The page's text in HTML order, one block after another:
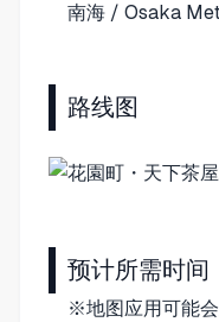
南海 / Osaka
路线图
预计所需时间
※地图应用可能